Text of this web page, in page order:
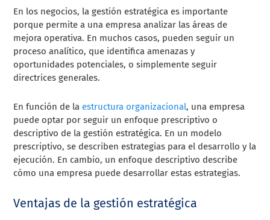
En los negocios, la gestión estratégica es importante
porque permite a una empresa analizar las áreas de
mejora operativa. En muchos casos, pueden seguir un
proceso analítico, que identifica amenazas y
oportunidades potenciales, o simplemente seguir
directrices generales.
En función de la estructura organizacional, una empresa
puede optar por seguir un enfoque prescriptivo o
descriptivo de la gestión estratégica. En un modelo
prescriptivo, se describen estrategias para el desarrollo y la
ejecución. En cambio, un enfoque descriptivo describe
cómo una empresa puede desarrollar estas estrategias.
Ventajas de la gestión estratégica